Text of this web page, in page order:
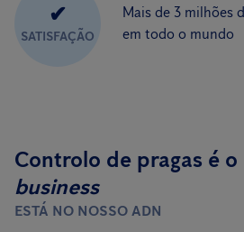
✔
SATISFAÇÃO
Mais de 3 milhões
em todo o mundo
Controlo de pragas é o
business
ESTÁ NO NOSSO ADN